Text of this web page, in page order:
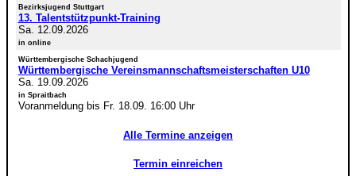
Bezirksjugend Stuttgart
13. Talentstützpunkt-Training
Sa. 12.09.2026
in online
Württembergische Schachjugend
Württembergische Vereinsmannschaftsmeisterschaften U10
Sa. 19.09.2026
in Spraitbach
Voranmeldung bis Fr. 18.09. 16:00 Uhr
Alle Termine anzeigen
Termin einreichen